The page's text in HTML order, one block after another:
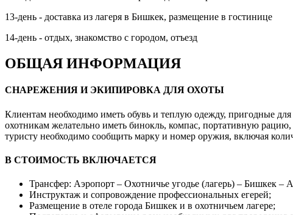
13-день - доставка из лагеря в Бишкек, размещение в гостинице
14-день - отдых, знакомство с городом, отъезд
ОБЩАЯ ИНФОРМАЦИЯ
СНАРЕЖЕНИЯ И ЭКИПИРОВКА ДЛЯ ОХОТЫ
Клиентам необходимо иметь обувь и теплую одежду, пригодные
охотникам желательно иметь бинокль, компас, портативную
туристу необходимо сообщить марку и номер оружия, включая
В СТОИМОСТЬ ВКЛЮЧАЕТСЯ
Трансфер: Аэропорт – Охотничье угодье (лагерь) – Бишкек –
Инструктаж и сопровождение профессиональных егерей;
Размещение в отеле города Бишкек и в охотничьем лагере;